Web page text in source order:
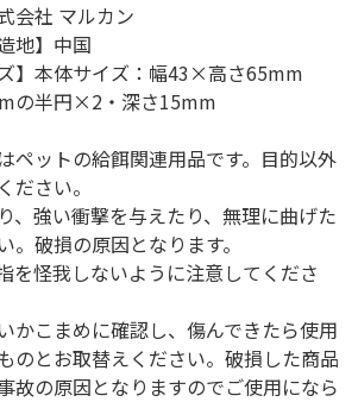
会社 マルカン
地】中国
】本体サイズ：幅43×高さ65mm
の半円×2・深さ15mm
ペットの給餌関連用品です。目的以外
ださい。
、強い衝撃を与えたり、無理に曲げた
。破損の原因となります。
を怪我しないように注意してくださ
かこまめに確認し、傷んできたら使用
のとお取替えください。破損した商品
故の原因となりますのでご使用になら